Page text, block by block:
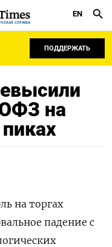
СЛУЖБА
EN
ПОДДЕРЖАТЬ
на
на торгах
падение с